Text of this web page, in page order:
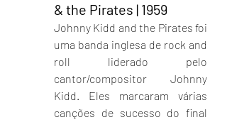
& the Pirates | 1959
Johnny Kidd and the Pirates foi
uma banda inglesa de rock and
roll liderado pelo
cantor/compositor Johnny
Kidd. Eles marcaram várias
canções de sucesso do final